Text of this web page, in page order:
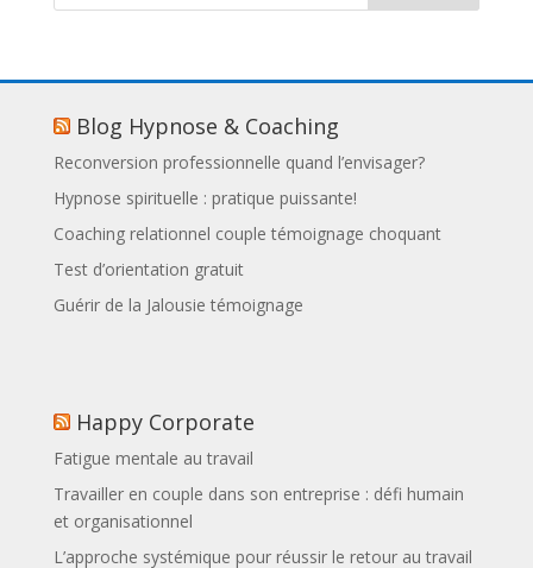
Blog Hypnose & Coaching
Reconversion professionnelle quand l’envisager?
Hypnose spirituelle : pratique puissante!
Coaching relationnel couple témoignage choquant
Test d’orientation gratuit
Guérir de la Jalousie témoignage
Happy Corporate
Fatigue mentale au travail
Travailler en couple dans son entreprise : défi humain
et organisationnel
L’approche systémique pour réussir le retour au travail